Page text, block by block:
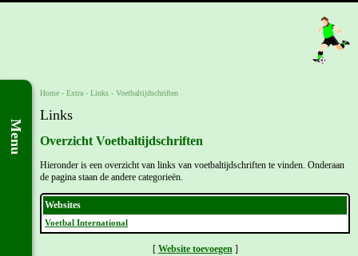
Menu
Home - Extra - Links - Voetbaltijdschriften
Links
Overzicht Voetbaltijdschriften
Hieronder is een overzicht van links van voetbaltijdschriften te vinden. Onderaan
de pagina staan de andere categorieën.
Websites
Voetbal International
[ Website toevoegen ]